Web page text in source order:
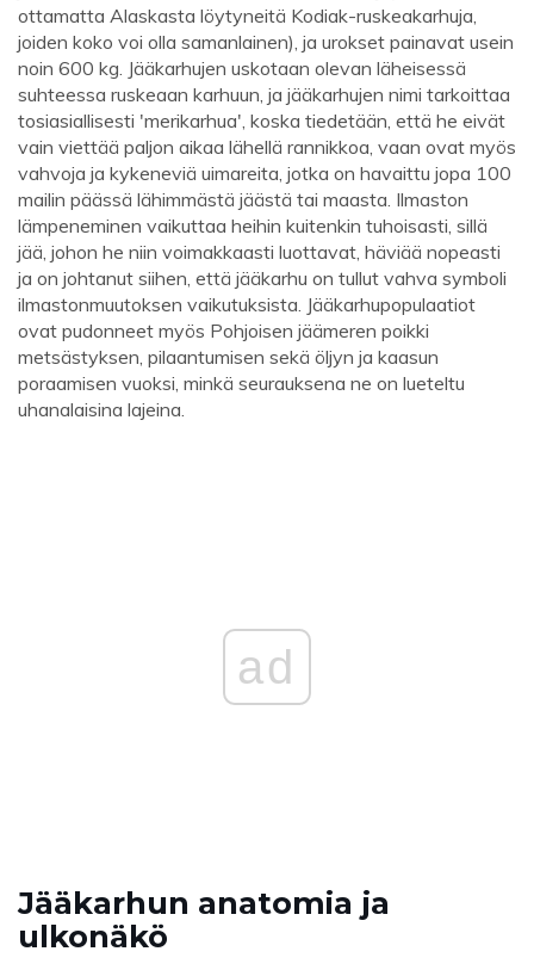
ottamatta Alaskasta löytyneitä Kodiak-ruskeakarhuja,
joiden koko voi olla samanlainen), ja urokset painavat usein
noin 600 kg. Jääkarhujen uskotaan olevan läheisessä
suhteessa ruskeaan karhuun, ja jääkarhujen nimi tarkoittaa
tosiasiallisesti 'merikarhua', koska tiedetään, että he eivät
vain viettää paljon aikaa lähellä rannikkoa, vaan ovat myös
vahvoja ja kykeneviä uimareita, jotka on havaittu jopa 100
mailin päässä lähimmästä jäästä tai maasta. Ilmaston
lämpeneminen vaikuttaa heihin kuitenkin tuhoisasti, sillä
jää, johon he niin voimakkaasti luottavat, häviää nopeasti
ja on johtanut siihen, että jääkarhu on tullut vahva symboli
ilmastonmuutoksen vaikutuksista. Jääkarhupopulaatiot
ovat pudonneet myös Pohjoisen jäämeren poikki
metsästyksen, pilaantumisen sekä öljyn ja kaasun
poraamisen vuoksi, minkä seurauksena ne on lueteltu
uhanalaisina lajeina.
ad
Jääkarhun anatomia ja
ulkonäkö